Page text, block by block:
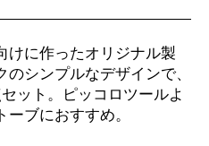
けに作ったオリジナル製
シンプルなデザインで、
ット。ピッコロツールよ
ブにおすすめ。